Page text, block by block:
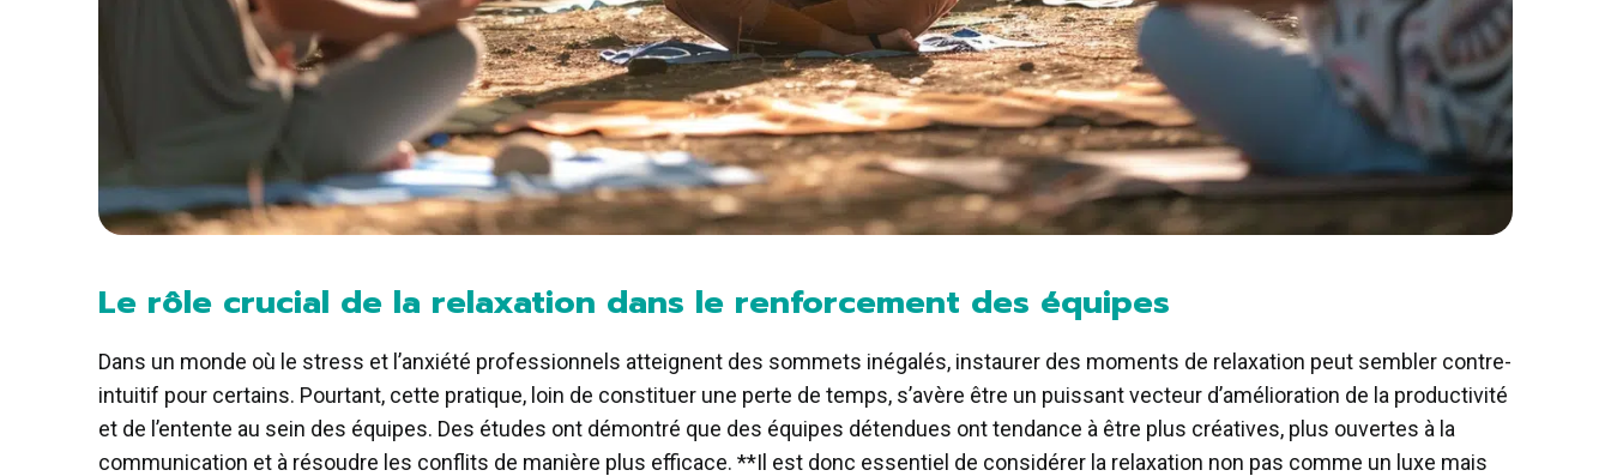
Le rôle crucial de la relaxation dans le renforcement des équipes
Dans un monde où le stress et l’anxiété professionnels atteignent des sommets inégalés, instaurer des moments de relaxation peut sembler contre-
intuitif pour certains. Pourtant, cette pratique, loin de constituer une perte de temps, s’avère être un puissant vecteur d’amélioration de la productivité
et de l’entente au sein des équipes. Des études ont démontré que des équipes détendues ont tendance à être plus créatives, plus ouvertes à la
communication et à résoudre les conflits de manière plus efficace. **Il est donc essentiel de considérer la relaxation non pas comme un luxe mais